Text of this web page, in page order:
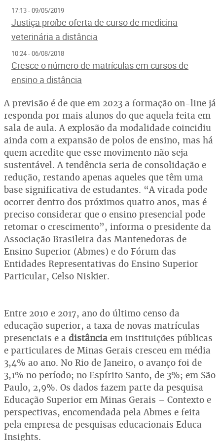
17:13 - 09/05/2019
Justiça proíbe oferta de curso de medicina
veterinária a distância
10:24 - 06/08/2018
Cresce o número de matrículas em cursos de
ensino a distância
A previsão é de que em 2023 a formação on-line já
responda por mais alunos do que aquela feita em
sala de aula. A explosão da modalidade coincidiu
ainda com a expansão de polos de ensino, mas há
quem acredite que esse movimento não seja
sustentável. A tendência seria de consolidação e
redução, restando apenas aqueles que têm uma
base significativa de estudantes. “A virada pode
ocorrer dentro dos próximos quatro anos, mas é
preciso considerar que o ensino presencial pode
retomar o crescimento”, informa o presidente da
Associação Brasileira das Mantenedoras de
Ensino Superior (Abmes) e do Fórum das
Entidades Representativas do Ensino Superior
Particular, Celso Niskier.
Entre 2010 e 2017, ano do último censo da
educação superior, a taxa de novas matrículas
presenciais e a distância em instituições públicas
e particulares de Minas Gerais cresceu em média
3,4% ao ano. No Rio de Janeiro, o avanço foi de
3,1% no período; no Espírito Santo, de 3%; em São
Paulo, 2,9%. Os dados fazem parte da pesquisa
Educação Superior em Minas Gerais – Contexto e
perspectivas, encomendada pela Abmes e feita
pela empresa de pesquisas educacionais Educa
Insights.